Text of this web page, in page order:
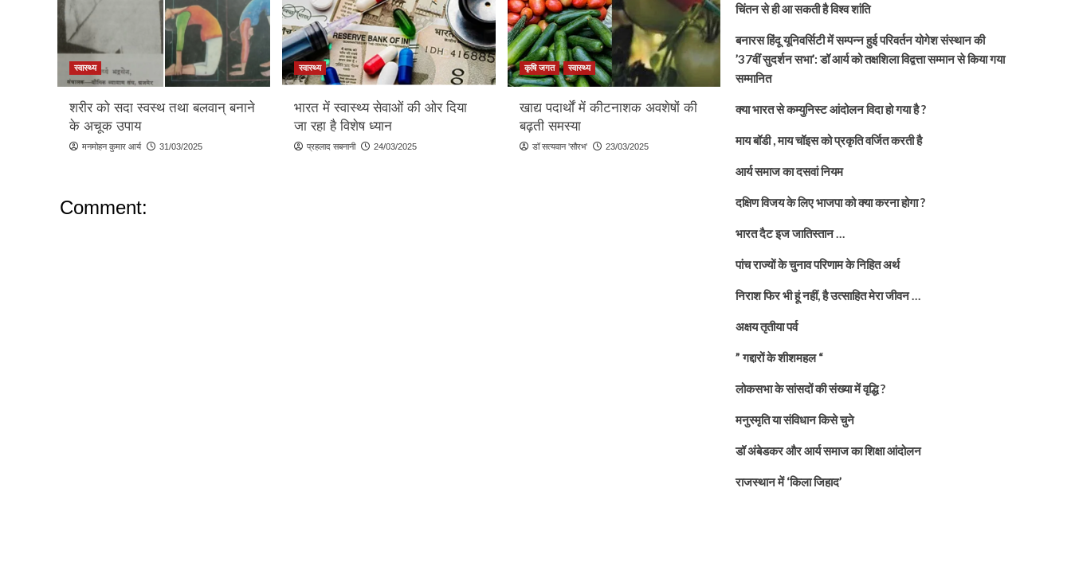
स्वास्थ्य
शरीर को सदा स्वस्थ तथा बलवान् बनाने
के अचूक उपाय
मनमोहन कुमार आर्य 31/03/2025
स्वास्थ्य
भारत में स्वास्थ्य सेवाओं की ओर दिया
जा रहा है विशेष ध्यान
प्रहलाद सबनानी 24/03/2025
कृषि जगत स्वास्थ्य
खाद्य पदार्थों में कीटनाशक अवशेषों की
बढ़ती समस्या
डॉ सत्यवान 'सौरभ' 23/03/2025
Comment:
चिंतन से ही आ सकती है विश्व शांति
बनारस हिंदू यूनिवर्सिटी में सम्पन्न हुई परिवर्तन योगेश संस्थान की
’37वीं सुदर्शन सभा’: डॉ आर्य को तक्षशिला विद्वत्ता सम्मान से किया गया
सम्मानित
क्या भारत से कम्युनिस्ट आंदोलन विदा हो गया है ?
माय बॉडी , माय चॉइस को प्रकृति वर्जित करती है
आर्य समाज का दसवां नियम
दक्षिण विजय के लिए भाजपा को क्या करना होगा ?
भारत दैट इज जातिस्तान …
पांच राज्यों के चुनाव परिणाम के निहित अर्थ
निराश फिर भी हूं नहीं, है उत्साहित मेरा जीवन …
अक्षय तृतीया पर्व
” गद्दारों के शीशमहल “
लोकसभा के सांसदों की संख्या में वृद्धि ?
मनुस्मृति या संविधान किसे चुने
डॉ अंबेडकर और आर्य समाज का शिक्षा आंदोलन
राजस्थान में ‘किला जिहाद’